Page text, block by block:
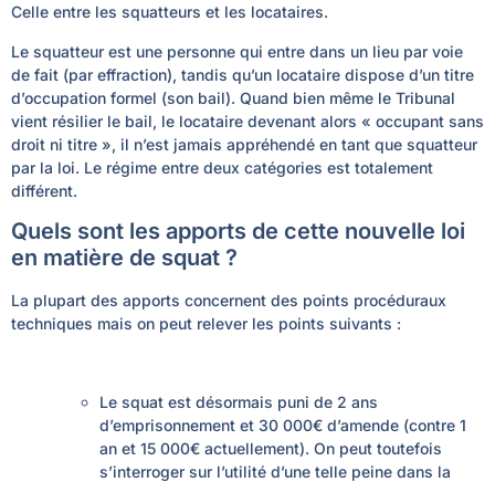
Celle entre les squatteurs et les locataires.
Le squatteur est une personne qui entre dans un lieu par voie
de fait (par effraction), tandis qu’un locataire dispose d’un titre
d’occupation formel (son bail). Quand bien même le Tribunal
vient résilier le bail, le locataire devenant alors « occupant sans
droit ni titre », il n’est jamais appréhendé en tant que squatteur
par la loi. Le régime entre deux catégories est totalement
différent.
Quels sont les apports de cette nouvelle loi
en matière de squat ?
La plupart des apports concernent des points procéduraux
techniques mais on peut relever les points suivants :
Le squat est désormais puni de 2 ans
d’emprisonnement et 30 000€ d’amende (contre 1
an et 15 000€ actuellement). On peut toutefois
s’interroger sur l’utilité d’une telle peine dans la